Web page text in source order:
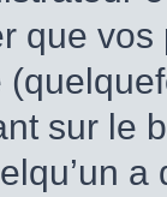
que
sur le